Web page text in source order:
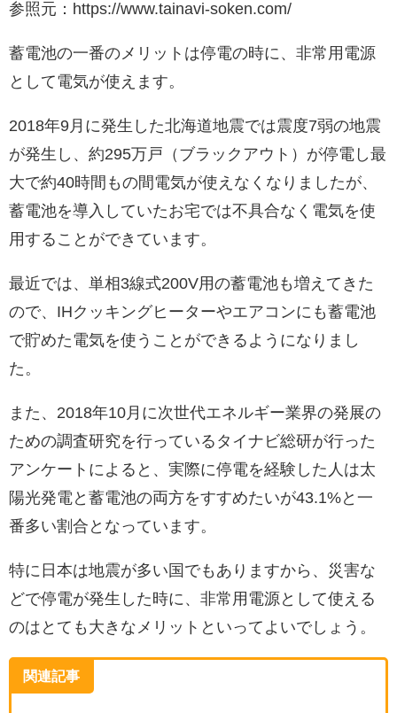
参照元：https://www.tainavi-soken.com/
蓄電池の一番のメリットは停電の時に、非常用電源
として電気が使えます。
2018年9月に発生した北海道地震では震度7弱の地震
が発生し、約295万戸（ブラックアウト）が停電し最
大で約40時間もの間電気が使えなくなりましたが、
蓄電池を導入していたお宅では不具合なく電気を使
用することができています。
最近では、単相3線式200V用の蓄電池も増えてきた
ので、IHクッキングヒーターやエアコンにも蓄電池
で貯めた電気を使うことができるようになりまし
た。
また、2018年10月に次世代エネルギー業界の発展の
ための調査研究を行っているタイナビ総研が行った
アンケートによると、実際に停電を経験した人は太
陽光発電と蓄電池の両方をすすめたいが43.1%と一
番多い割合となっています。
特に日本は地震が多い国でもありますから、災害な
どで停電が発生した時に、非常用電源として使える
のはとても大きなメリットといってよいでしょう。
関連記事